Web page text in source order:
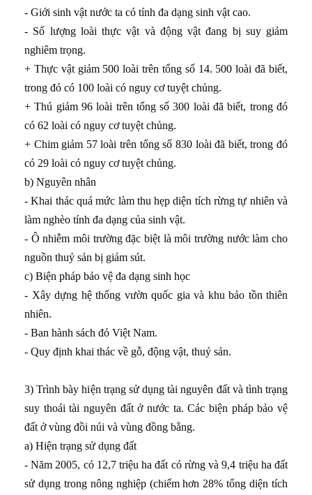
- Giới sinh vật nước ta có tính đa dạng sinh vật cao.
- Số lượng loài thực vật và động vật đang bị suy giảm
nghiêm trọng.
+ Thực vật giảm 500 loài trên tổng số 14. 500 loài đã biết,
trong đó có 100 loài có nguy cơ tuyệt chủng.
+ Thú giảm 96 loài trên tổng số 300 loài đã biết, trong đó
có 62 loài có nguy cơ tuyệt chủng.
+ Chim giảm 57 loài trên tổng số 830 loài đã biết, trong đó
có 29 loài có nguy cơ tuyệt chủng.
b) Nguyên nhân
- Khai thác quá mức làm thu hẹp diện tích rừng tự nhiên và
làm nghèo tính đa dạng của sinh vật.
- Ô nhiễm môi trường đặc biệt là môi trường nước làm cho
nguồn thuỷ sản bị giảm sút.
c) Biện pháp bảo vệ đa dạng sinh học
- Xây dựng hệ thống vườn quốc gia và khu bảo tồn thiên
nhiên.
- Ban hành sách đỏ Việt Nam.
- Quy định khai thác về gỗ, động vật, thuỷ sản.
3) Trình bày hiện trạng sử dụng tài nguyên đất và tình trạng
suy thoái tài nguyên đất ở nước ta. Các biện pháp bảo vệ
đất ở vùng đồi núi và vùng đồng bằng.
a) Hiện trạng sử dụng đất
- Năm 2005, có 12,7 triệu ha đất có rừng và 9,4 triệu ha đất
sử dụng trong nông nghiệp (chiếm hơn 28% tổng diện tích